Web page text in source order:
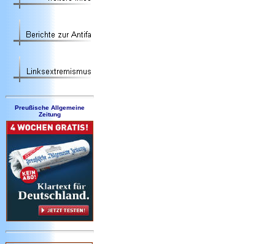
Preußische Allgemeine
Zeitung